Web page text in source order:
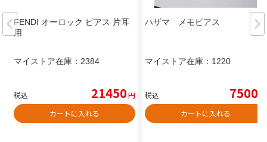
FENDI オーロック ピアス 片耳
用
マイストア在庫： 2384
税込 21450円
カートに入れる
ハザマ メモピアス
マイストア在庫： 1220
税込 7500
カートに入れる